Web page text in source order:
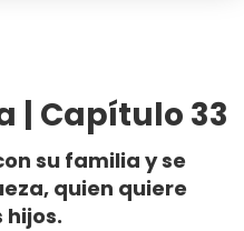
| Capítulo 33
su familia y se
quien quiere
hijos.